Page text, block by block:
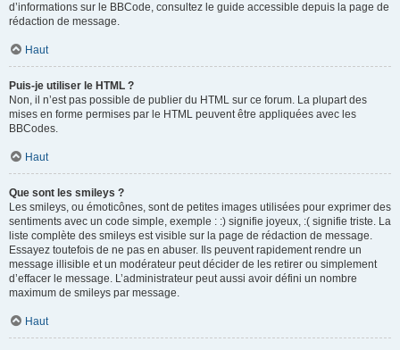
d’informations sur le BBCode, consultez le guide accessible depuis la page de
rédaction de message.
Haut
Puis-je utiliser le HTML ?
Non, il n’est pas possible de publier du HTML sur ce forum. La plupart des
mises en forme permises par le HTML peuvent être appliquées avec les
BBCodes.
Haut
Que sont les smileys ?
Les smileys, ou émoticônes, sont de petites images utilisées pour exprimer des
sentiments avec un code simple, exemple : :) signifie joyeux, :( signifie triste. La
liste complète des smileys est visible sur la page de rédaction de message.
Essayez toutefois de ne pas en abuser. Ils peuvent rapidement rendre un
message illisible et un modérateur peut décider de les retirer ou simplement
d’effacer le message. L’administrateur peut aussi avoir défini un nombre
maximum de smileys par message.
Haut